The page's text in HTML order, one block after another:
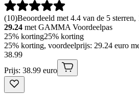
(10)Beoordeeld met 4.4 van de 5
29.24 met GAMMA Voordeelpas
25% korting25% korting
25% korting, voordeelprijs: 29.24 euro
38.99
Prijs: 38.99 euro